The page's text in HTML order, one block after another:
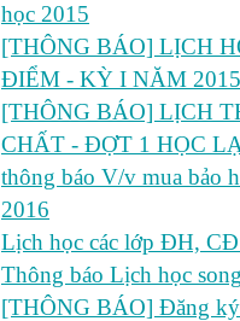
học 2015
[THÔNG BÁO] LỊCH
ĐIỂM - KỲ I NĂM
[THÔNG BÁO] LỊCH
CHẤT - ĐỢT 1 HỌC
thông báo V/v mua bảo
2016
Lịch học các lớp ĐH, CĐ
Thông báo Lịch học
[THÔNG BÁO] Đăng ký